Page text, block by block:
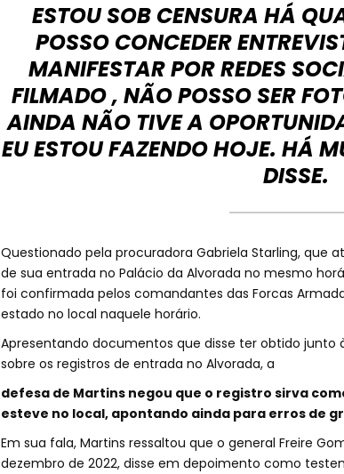
ESTOU SOB CENSURA HÁ
POSSO CONCEDER
MANIFESTAR POR REDES
FILMADO , NÃO POSSO SER
AINDA NÃO TIVE A
EU ESTOU FAZENDO HOJE. HÁ
DISSE.
Questionado pela procuradora Gabriela Starling, que
de sua entrada no Palácio da Alvorada no mesmo
foi confirmada pelos comandantes das Forcas
estado no local naquele horário.
Apresentando documentos que disse ter obtido junto
sobre os registros de entrada no Alvorada, a
defesa de Martins negou que o registro sirva
esteve no local, apontando ainda para erros de
Em sua fala, Martins ressaltou que o general Freire
dezembro de 2022, disse em depoimento como